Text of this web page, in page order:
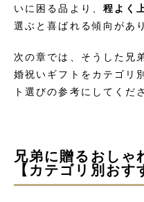
いに困る品より、 程よく
選ぶと喜ばれる傾向があ
次の章では、そうした兄
婚祝いギフトをカテゴリ
ト選びの参考にしてくだ
兄弟に贈るおしゃ
【カテゴリ別おす